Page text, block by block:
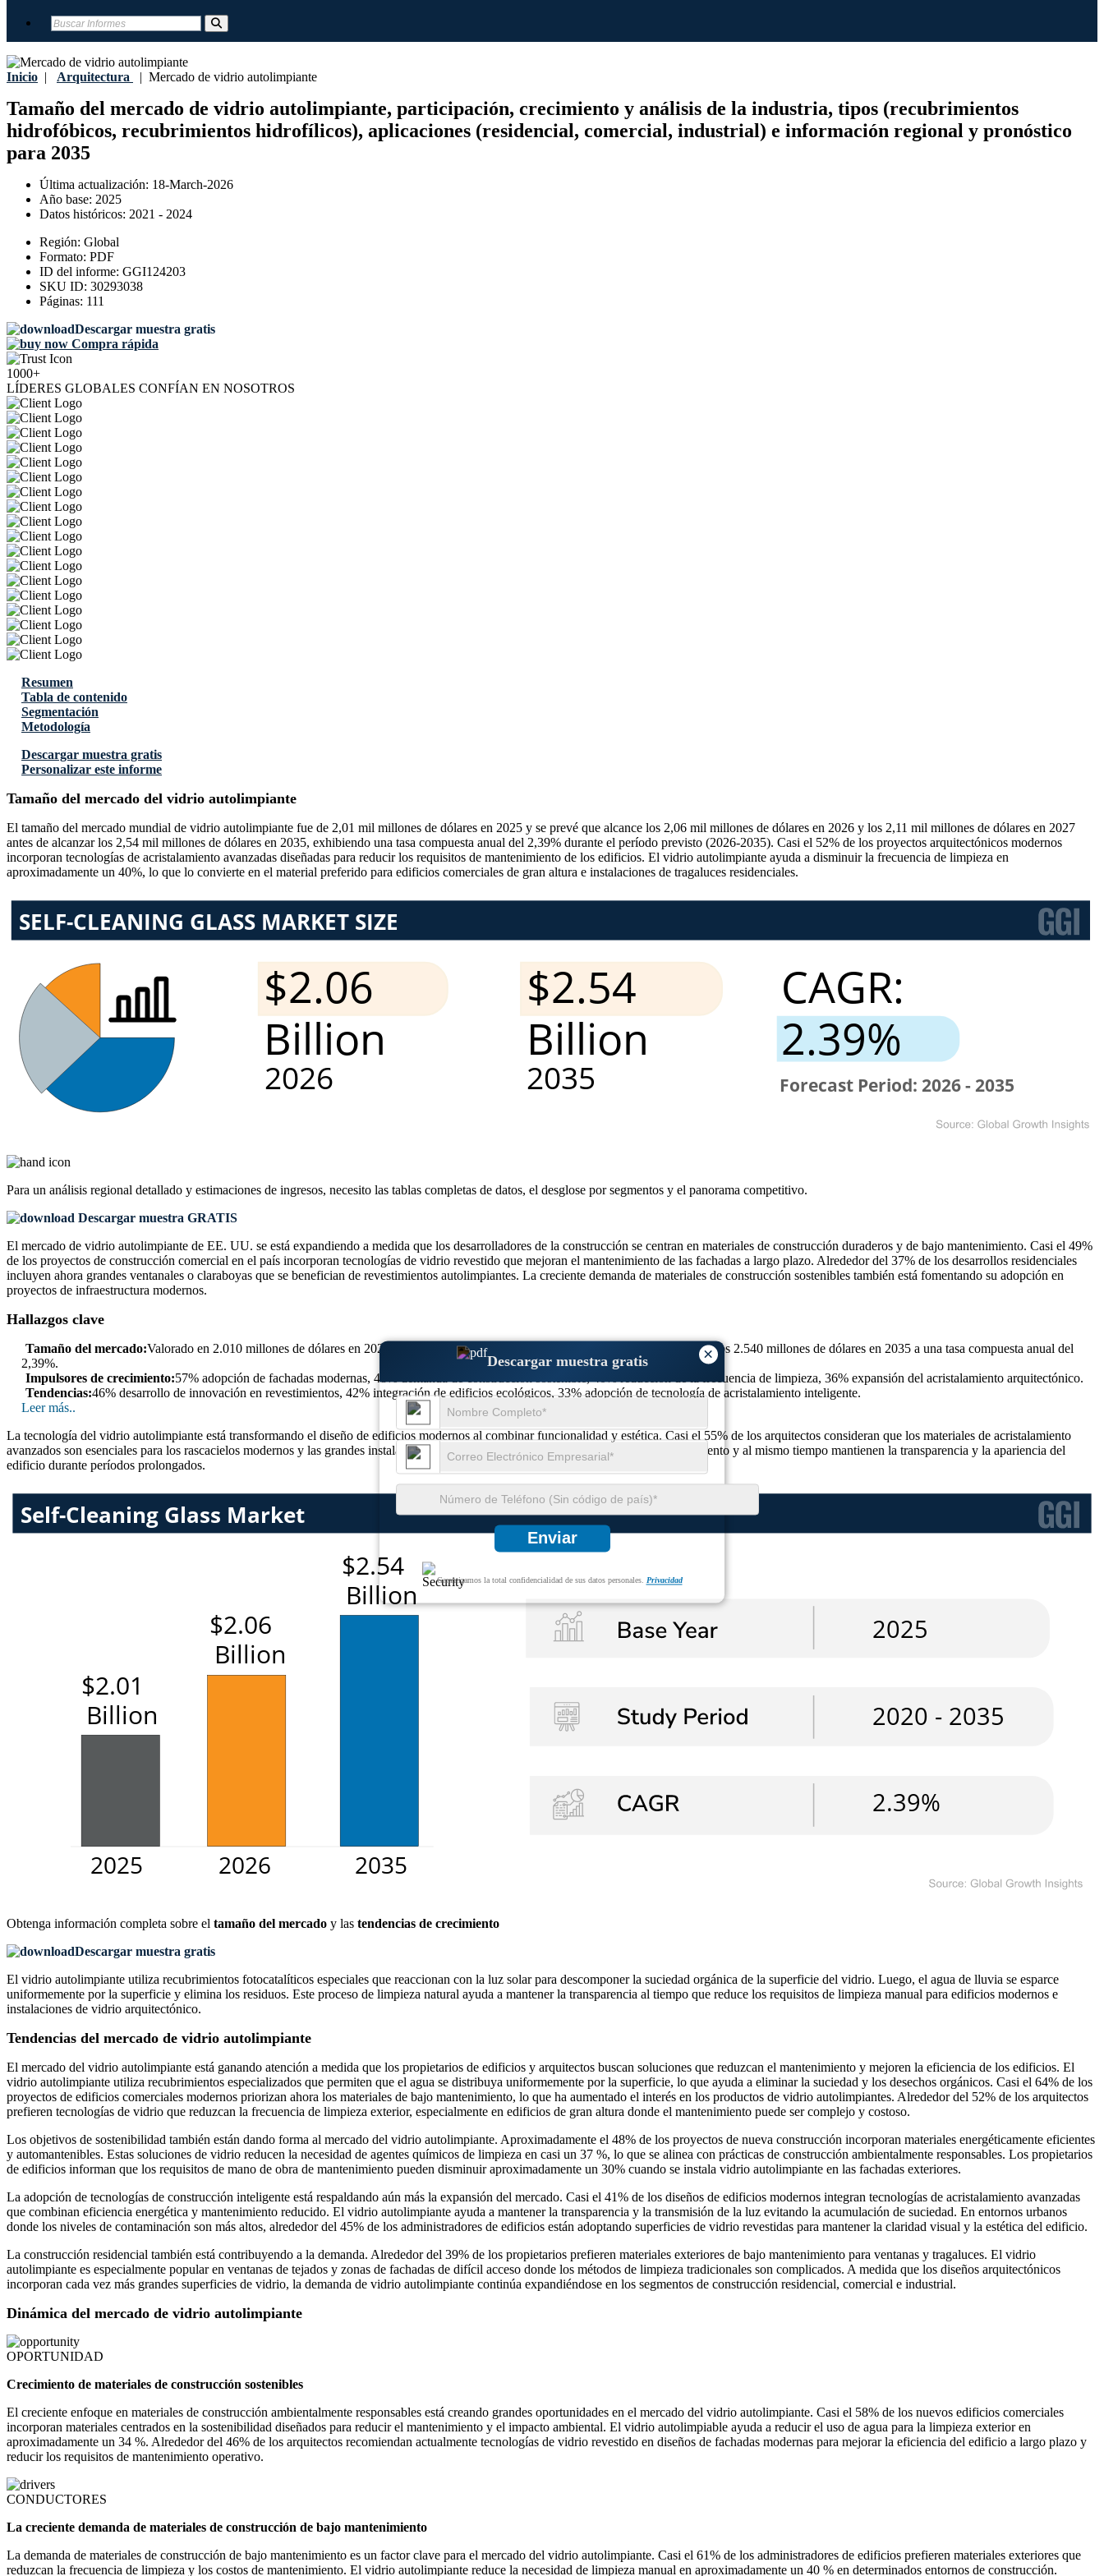
Inicio | Arquitectura | Mercado de vidrio autolimpiante
Tamaño del mercado de vidrio autolimpiante, participación, crecimiento y análisis de la industria, tipos (recubrimientos
hidrofóbicos, recubrimientos hidrofílicos), aplicaciones (residencial, comercial, industrial) e información regional y pronóstico
para 2035
Última actualización: 18-March-2026
Año base: 2025
Datos históricos: 2021 - 2024
Región: Global
Formato: PDF
ID del informe: GGI124203
SKU ID: 30293038
Páginas: 111
Descargar muestra gratis
Compra rápida
1000+
LÍDERES GLOBALES CONFÍAN EN NOSOTROS
×
Descargar muestra gratis
Enviar
Garantizamos la total confidencialidad de sus datos personales. Privacidad
Resumen
Tabla de contenido
Segmentación
Metodología
Descargar muestra gratis
Personalizar este informe
Tamaño del mercado del vidrio autolimpiante
El tamaño del mercado mundial de vidrio autolimpiante fue de 2,01 mil millones de dólares en 2025 y se prevé que alcance los 2,06 mil millones de dólares en 2026 y los 2,11 mil millones de dólares en 2027
antes de alcanzar los 2,54 mil millones de dólares en 2035, exhibiendo una tasa compuesta anual del 2,39% durante el período previsto (2026-2035). Casi el 52% de los proyectos arquitectónicos modernos
incorporan tecnologías de acristalamiento avanzadas diseñadas para reducir los requisitos de mantenimiento de los edificios. El vidrio autolimpiante ayuda a disminuir la frecuencia de limpieza en
aproximadamente un 40%, lo que lo convierte en el material preferido para edificios comerciales de gran altura e instalaciones de tragaluces residenciales.
Para un análisis regional detallado y estimaciones de ingresos, necesito las tablas completas de datos, el desglose por segmentos y el panorama competitivo.
Descargar muestra GRATIS
El mercado de vidrio autolimpiante de EE. UU. se está expandiendo a medida que los desarrolladores de la construcción se centran en materiales de construcción duraderos y de bajo mantenimiento. Casi el 49%
de los proyectos de construcción comercial en el país incorporan tecnologías de vidrio revestido que mejoran el mantenimiento de las fachadas a largo plazo. Alrededor del 37% de los desarrollos residenciales
incluyen ahora grandes ventanales o claraboyas que se benefician de revestimientos autolimpiantes. La creciente demanda de materiales de construcción sostenibles también está fomentando su adopción en
proyectos de infraestructura modernos.
Hallazgos clave
Tamaño del mercado:Valorado en 2.010 millones de dólares en 2025, se prevé que alcance los 2.060 millones de dólares en 2026 y los 2.540 millones de dólares en 2035 a una tasa compuesta anual del
2,39%.
Impulsores de crecimiento:57% adopción de fachadas modernas, 48% demanda de construcción sostenible, 40% reducción de la frecuencia de limpieza, 36% expansión del acristalamiento arquitectónico.
Tendencias:46% desarrollo de innovación en revestimientos, 42% integración de edificios ecológicos, 33% adopción de tecnología de acristalamiento inteligente.
Leer más..
La tecnología del vidrio autolimpiante está transformando el diseño de edificios modernos al combinar funcionalidad y estética. Casi el 55% de los arquitectos consideran que los materiales de acristalamiento
avanzados son esenciales para los rascacielos modernos y las grandes instalaciones de fachadas. Estas tecnologías reducen el mantenimiento y al mismo tiempo mantienen la transparencia y la apariencia del
edificio durante períodos prolongados.
Obtenga información completa sobre el tamaño del mercado y las tendencias de crecimiento
Descargar muestra gratis
El vidrio autolimpiante utiliza recubrimientos fotocatalíticos especiales que reaccionan con la luz solar para descomponer la suciedad orgánica de la superficie del vidrio. Luego, el agua de lluvia se esparce
uniformemente por la superficie y elimina los residuos. Este proceso de limpieza natural ayuda a mantener la transparencia al tiempo que reduce los requisitos de limpieza manual para edificios modernos e
instalaciones de vidrio arquitectónico.
Tendencias del mercado de vidrio autolimpiante
El mercado del vidrio autolimpiante está ganando atención a medida que los propietarios de edificios y arquitectos buscan soluciones que reduzcan el mantenimiento y mejoren la eficiencia de los edificios. El
vidrio autolimpiante utiliza recubrimientos especializados que permiten que el agua se distribuya uniformemente por la superficie, lo que ayuda a eliminar la suciedad y los desechos orgánicos. Casi el 64% de los
proyectos de edificios comerciales modernos priorizan ahora los materiales de bajo mantenimiento, lo que ha aumentado el interés en los productos de vidrio autolimpiantes. Alrededor del 52% de los arquitectos
prefieren tecnologías de vidrio que reduzcan la frecuencia de limpieza exterior, especialmente en edificios de gran altura donde el mantenimiento puede ser complejo y costoso.
Los objetivos de sostenibilidad también están dando forma al mercado del vidrio autolimpiante. Aproximadamente el 48% de los proyectos de nueva construcción incorporan materiales energéticamente eficientes
y automantenibles. Estas soluciones de vidrio reducen la necesidad de agentes químicos de limpieza en casi un 37 %, lo que se alinea con prácticas de construcción ambientalmente responsables. Los propietarios
de edificios informan que los requisitos de mano de obra de mantenimiento pueden disminuir aproximadamente un 30% cuando se instala vidrio autolimpiante en las fachadas exteriores.
La adopción de tecnologías de construcción inteligente está respaldando aún más la expansión del mercado. Casi el 41% de los diseños de edificios modernos integran tecnologías de acristalamiento avanzadas
que combinan eficiencia energética y mantenimiento reducido. El vidrio autolimpiante ayuda a mantener la transparencia y la transmisión de la luz evitando la acumulación de suciedad. En entornos urbanos
donde los niveles de contaminación son más altos, alrededor del 45% de los administradores de edificios están adoptando superficies de vidrio revestidas para mantener la claridad visual y la estética del edificio.
La construcción residencial también está contribuyendo a la demanda. Alrededor del 39% de los propietarios prefieren materiales exteriores de bajo mantenimiento para ventanas y tragaluces. El vidrio
autolimpiante es especialmente popular en ventanas de tejados y zonas de fachadas de difícil acceso donde los métodos de limpieza tradicionales son complicados. A medida que los diseños arquitectónicos
incorporan cada vez más grandes superficies de vidrio, la demanda de vidrio autolimpiante continúa expandiéndose en los segmentos de construcción residencial, comercial e industrial.
Dinámica del mercado de vidrio autolimpiante
OPORTUNIDAD
Crecimiento de materiales de construcción sostenibles
El creciente enfoque en materiales de construcción ambientalmente responsables está creando grandes oportunidades en el mercado del vidrio autolimpiante. Casi el 58% de los nuevos edificios comerciales
incorporan materiales centrados en la sostenibilidad diseñados para reducir el mantenimiento y el impacto ambiental. El vidrio autolimpiable ayuda a reducir el uso de agua para la limpieza exterior en
aproximadamente un 34 %. Alrededor del 46% de los arquitectos recomiendan actualmente tecnologías de vidrio revestido en diseños de fachadas modernas para mejorar la eficiencia del edificio a largo plazo y
reducir los requisitos de mantenimiento operativo.
CONDUCTORES
La creciente demanda de materiales de construcción de bajo mantenimiento
La demanda de materiales de construcción de bajo mantenimiento es un factor clave para el mercado del vidrio autolimpiante. Casi el 61% de los administradores de edificios prefieren materiales exteriores que
reduzcan la frecuencia de limpieza y los costos de mantenimiento. El vidrio autolimpiante reduce la necesidad de limpieza manual en aproximadamente un 40 % en determinados entornos de construcción.